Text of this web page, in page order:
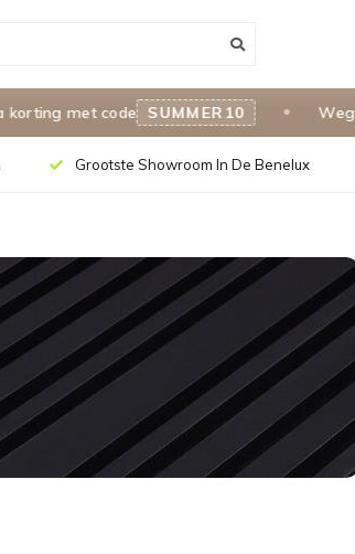
met code SUMMER10 Wegens
Grootste Showroom In De Benelux